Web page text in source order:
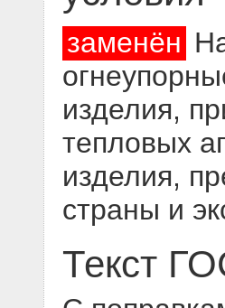
заменён
изделия,
тепловых
изделия,
страны и
Текст